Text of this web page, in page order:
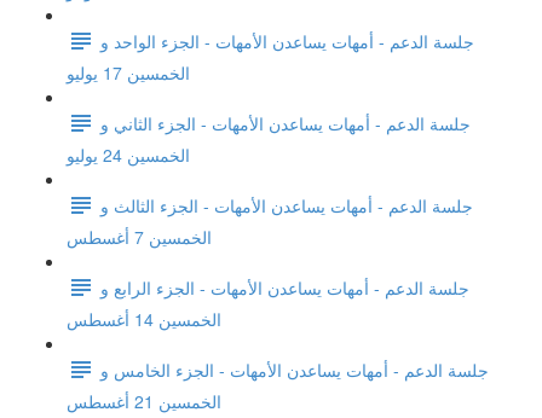
جلسة الدعم - أمهات يساعدن الأمهات - الجزء الواحد و
الخمسين 17 يوليو
جلسة الدعم - أمهات يساعدن الأمهات - الجزء الثاني و
الخمسين 24 يوليو
جلسة الدعم - أمهات يساعدن الأمهات - الجزء الثالث و
الخمسين 7 أغسطس
جلسة الدعم - أمهات يساعدن الأمهات - الجزء الرابع و
الخمسين 14 أغسطس
جلسة الدعم - أمهات يساعدن الأمهات - الجزء الخامس و
الخمسين 21 أغسطس